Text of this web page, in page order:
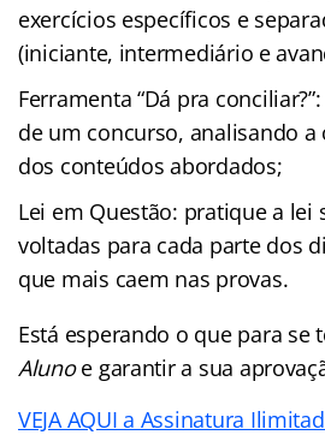
exercícios específicos e
(iniciante, intermediário e
Ferramenta “Dá pra
de um concurso, analisando
dos conteúdos abordados;
Lei em Questão: pratique a lei
voltadas para cada parte dos
que mais caem nas provas.
Está esperando o que para se
Alunoe garantir a sua
VEJA AQUI a Assinatura